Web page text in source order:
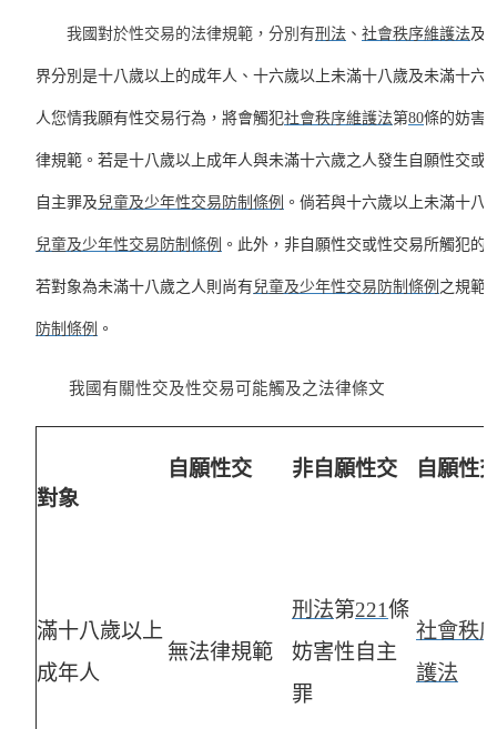
我國對於性交易的法律規範，分別有刑法 、 社會秩序維護法及
界分別是十八歲以上的成年人、十六歲以上未滿十八歲及未滿十六
人您情我願有性交易行為，將會觸犯社會秩序維護法第80條的妨害
律規範。若是十八歲以上成年人與未滿十六歲之人發生自願性交或
自主罪及 兒童及少年性交易防制條例 。倘若與十六歲以上未滿十八
兒童及少年性交易防制條例 。此外，非自願性交或性交易所觸犯的
若對象為未滿十八歲之人則尚有兒童及少年性交易防制條例 之規範
防制條例 。
我國有關性交及性交易可能觸及之法律條文
對象
自願性交 非自願性交 自願性
滿十八歲以上
成年人
無法律規範
刑法第221條
妨害性自主
罪
社會秩
護法